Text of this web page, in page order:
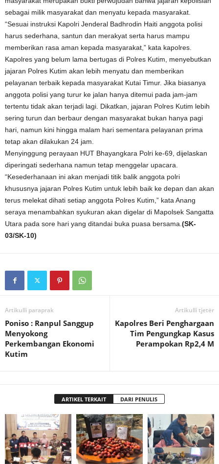
sebagai milik masyarakat dan menyatu kepada masyarakat.
“Sesuai instruksi Kapolri Jenderal Badhrodin Haiti anggota polisi
harus sederhana, santun dan merakyat serta harus mampu
memberikan rasa aman kepada masyarakat,” kata kapolres.
Kapolres yang belum lama bertugas di Polres Kutim, menyebutkan
jajaran Polres Kutim akan lebih menyatu dan memberikan
pelayanan terbaik kepada masyarakat Kutai Timur. Jika biasanya
anggota polisi yang turur ke jalan hanya ditemui pada jam-jam
tertentu tidak akan terjadi lagi. Dikatkan, jajaran Polres Kutim lebih
sering turun dan berbaur dengan masyarakat bukan hanya pagi
hari, namun kini hingga malam hari sementara pelayanan prima
tetap akan dilakukan 24 jam.
Menyinggung perayaan HUT Bhayangkara Polri ke-69, dijelaskan
diperingati sederhana namun tetap menggelar upacara.
“Kesederhanaan ini akan menjadi titik balik anggota polri
khususnya jajaran Polres Kutim untuk lebih baik ke depan dan akan
terus melekat dihati setiap anggota Polres Kutim,” kata Anang
seraya menambahkan syukuran akan digelar di Mapolsek Sangatta
Utara pada sore hari yang ditandai buka puasa bersama. (SK-
03/SK-10)
Artikulli paraprak
Poniso : Ranpul Sanggup
Menyokong
Perkembangan Ekonomi
Kutim
Artikulli tjetër
Kapolres Beri Penghargaan
Tim Pengungkap Kasus
Perampokan Rp2,4 M
ARTIKEL TERKAIT DARI PENULIS